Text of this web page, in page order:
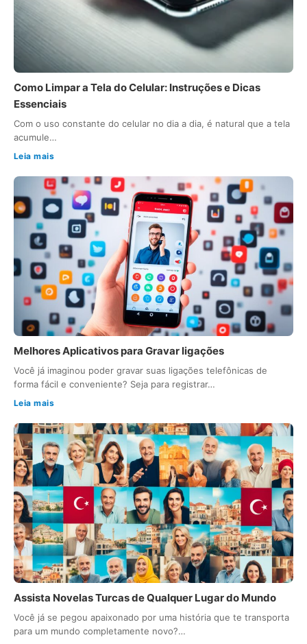
Como Limpar a Tela do Celular: Instruções e Dicas
Essenciais
Com o uso constante do celular no dia a dia, é natural que a tela
acumule…
Leia mais
Melhores Aplicativos para Gravar ligações
Você já imaginou poder gravar suas ligações telefônicas de
forma fácil e conveniente? Seja para registrar…
Leia mais
Assista Novelas Turcas de Qualquer Lugar do Mundo
Você já se pegou apaixonado por uma história que te transporta
para um mundo completamente novo?…